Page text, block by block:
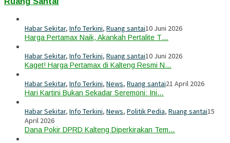
Habar Sekitar, Info Terkini, Ruang santai10 Juni 2026
Harga Pertamax Naik, Akankah Pertalite T…
Habar Sekitar, Info Terkini, Ruang santai10 Juni 2026
Kaget! Harga Pertamax di Kalteng Resmi N…
Habar Sekitar, Info Terkini, News, Ruang santai21 April 2026
Hari Kartini Bukan Sekadar Seremoni: Ini…
Habar Sekitar, Info Terkini, News, Politik Pedia, Ruang santai15
April 2026
Dana Pokir DPRD Kalteng Diperkirakan Tem…